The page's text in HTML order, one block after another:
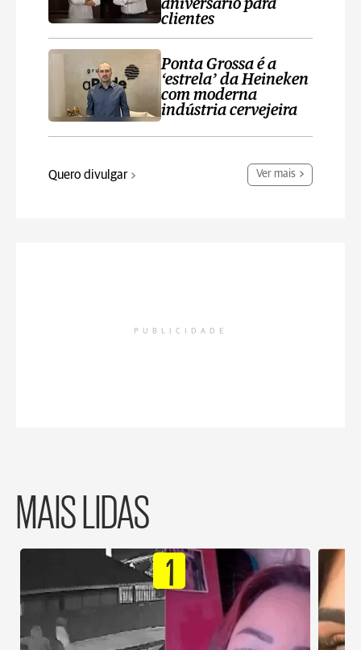
aniversário para
clientes
Ponta Grossa é a
‘estrela’ da Heineken
com moderna
indústria cervejeira
Quero divulgar Ver mais
PUBLICIDADE
MAIS LIDAS
1